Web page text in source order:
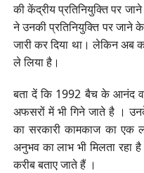
की केंद्रीय प्रतिनियुक्ति पर
ने उनकी प्रतिनियुक्ति पर जाने
जारी कर दिया था। लेकिन अब
ले लिया है।
बता दें कि 1992 बैच के आनंद
अफसरों में भी गिने जाते है ।
का सरकारी कामकाज का
अनुभव का लाभ भी मिलता रहा
करीब बताए जाते हैं ।